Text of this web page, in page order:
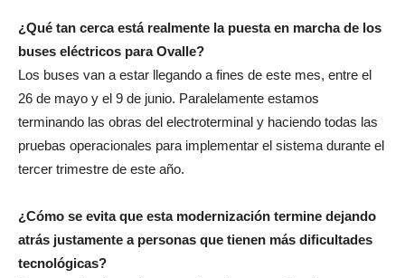
¿Qué tan cerca está realmente la puesta en marcha de los
buses eléctricos para Ovalle?
Los buses van a estar llegando a fines de este mes, entre el
26 de mayo y el 9 de junio. Paralelamente estamos
terminando las obras del electroterminal y haciendo todas las
pruebas operacionales para implementar el sistema durante el
tercer trimestre de este año.
¿Cómo se evita que esta modernización termine dejando
atrás justamente a personas que tienen más dificultades
tecnológicas?